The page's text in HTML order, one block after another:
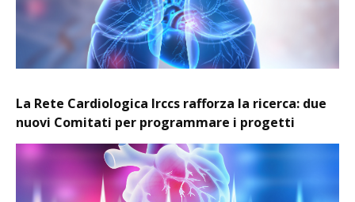
La Rete Cardiologica Irccs rafforza la ricerca: due
nuovi Comitati per programmare i progetti